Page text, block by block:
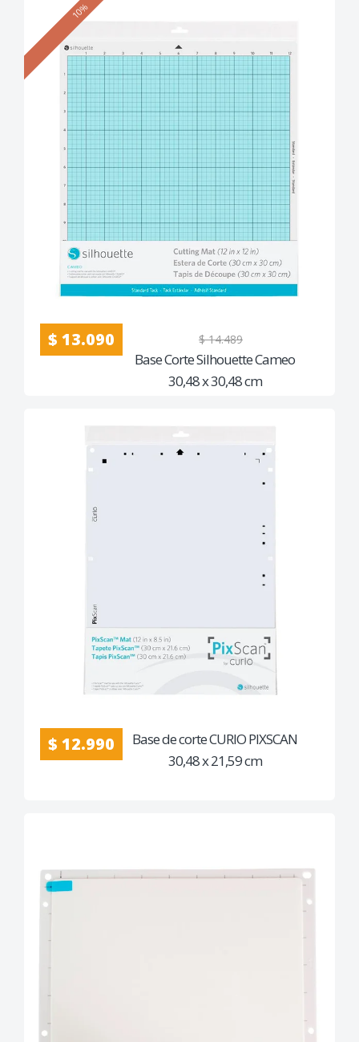
10%
$ 13.090 $ 14.489
Base Corte Silhouette Cameo
30,48 x 30,48 cm
$ 12.990
Base de corte CURIO PIXSCAN
30,48 x 21,59 cm